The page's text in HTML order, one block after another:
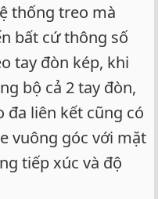
thống treo mà
bất cứ thông số
tay đòn kép, khi
bộ cả 2 tay đòn,
đa liên kết cũng có
vuông góc với mặt
tiếp xúc và độ